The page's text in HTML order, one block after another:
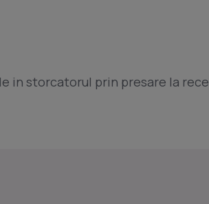
in storcatorul prin presare la rece